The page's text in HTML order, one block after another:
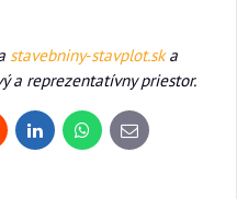
stavebniny‑stavplot.ska
a reprezentatívny priestor.
LinkedInWhatsApp
E-
mail